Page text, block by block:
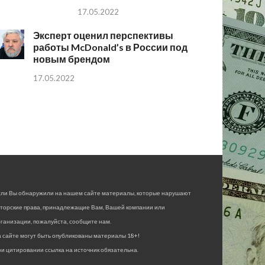
17.05.2022
Эксперт оценил перспективы
работы McDonald’s в России под
новым брендом
17.05.2022
Вы обнаружили на нашем сайте материалы, которые нарушают
права, принадлежащие Вам, Вашей компании или
пожалуйста, сообщите нам.
сайте могут быть опубликованы материалы 18+!
цитировании ссылка на источник обязательна.